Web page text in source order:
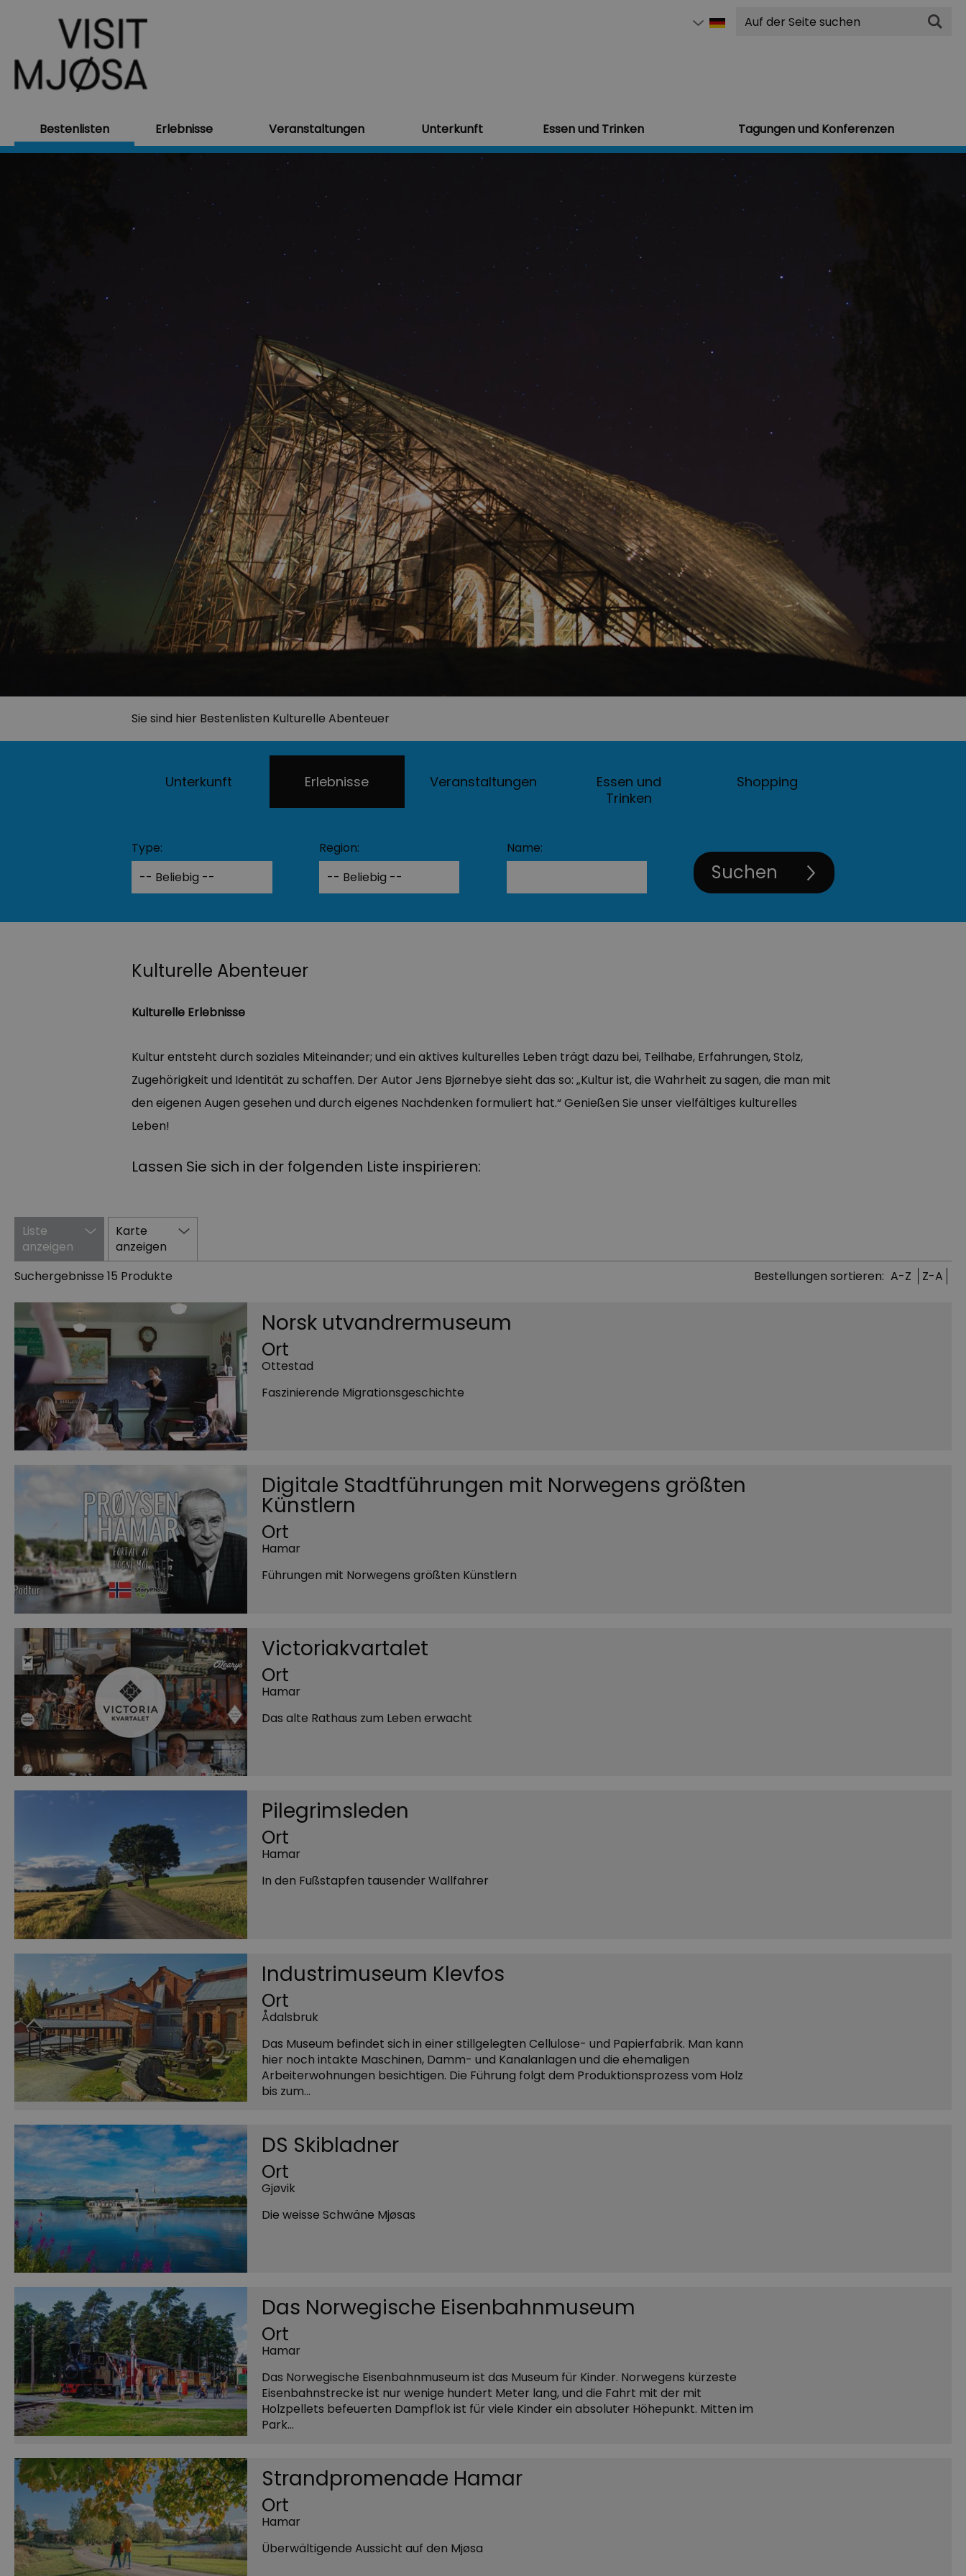
Suchen
Bestenlisten Erlebnisse Veranstaltungen Unterkunft Essen und Trinken Tagungen und Konferenzen
Sie sind hier Bestenlisten Kulturelle Abenteuer
Unterkunft Erlebnisse Veranstaltungen
Essen und
Trinken
Shopping
Type: Region: Name:
Kulturelle Abenteuer
Kulturelle Erlebnisse
Kultur entsteht durch soziales Miteinander; und ein aktives kulturelles Leben trägt dazu bei, Teilhabe, Erfahrungen, Stolz,
Zugehörigkeit und Identität zu schaffen. Der Autor Jens Bjørnebye sieht das so: „Kultur ist, die Wahrheit zu sagen, die man mit
den eigenen Augen gesehen und durch eigenes Nachdenken formuliert hat.“ Genießen Sie unser vielfältiges kulturelles
Leben!
Lassen Sie sich in der folgenden Liste inspirieren:
Liste
anzeigen
Karte
anzeigen
Suchergebnisse 15 Produkte Bestellungen sortieren: A-Z Z-A
Norsk utvandrermuseum
Ort
Ottestad
Faszinierende Migrationsgeschichte
Digitale Stadtführungen mit Norwegens größten
Künstlern
Ort
Hamar
Führungen mit Norwegens größten Künstlern
Victoriakvartalet
Ort
Hamar
Das alte Rathaus zum Leben erwacht
Pilegrimsleden
Ort
Hamar
In den Fußstapfen tausender Wallfahrer
Industrimuseum Klevfos
Ort
Ådalsbruk
Das Museum befindet sich in einer stillgelegten Cellulose- und Papierfabrik. Man kann
hier noch intakte Maschinen, Damm- und Kanalanlagen und die ehemaligen
Arbeiterwohnungen besichtigen. Die Führung folgt dem Produktionsprozess vom Holz
bis zum…
DS Skibladner
Ort
Gjøvik
Die weisse Schwäne Mjøsas
Das Norwegische Eisenbahnmuseum
Ort
Hamar
Das Norwegische Eisenbahnmuseum ist das Museum für Kinder. Norwegens kürzeste
Eisenbahnstrecke ist nur wenige hundert Meter lang, und die Fahrt mit der mit
Holzpellets befeuerten Dampflok ist für viele Kinder ein absoluter Höhepunkt. Mitten im
Park…
Strandpromenade Hamar
Ort
Hamar
Überwältigende Aussicht auf den Mjøsa